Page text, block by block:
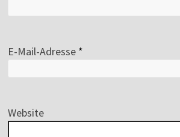
E-Mail-Adresse *
Website